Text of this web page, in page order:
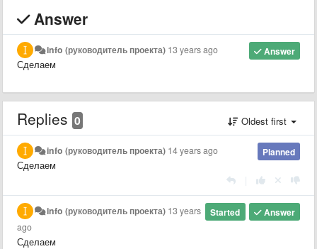
Answer
Answer
info (руководитель проекта) 13 years ago
Сделаем
Replies 0 Oldest first
Planned
info (руководитель проекта) 14 years ago
Сделаем
Answer
Started
info (руководитель проекта) 13 years
ago
Сделаем